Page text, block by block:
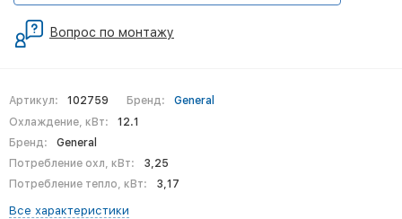
Артикул: 102759 Бренд:
General
Охлаждение, кВт:
12.1
Бренд:
General
Потребление охл, кВт:
3,25
Потребление тепло, кВт:
3,17
Все характеристики
Вопрос по монтажу